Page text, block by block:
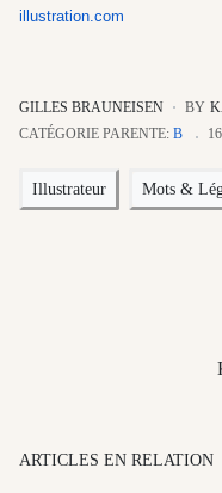
illustration.com
GILLES BRAUNEISEN BY
CATÉGORIE PARENTE: B
Illustrateur Mots &
ARTICLES EN RELATION